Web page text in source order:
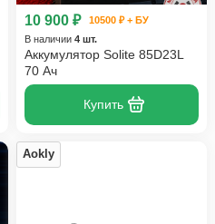
10 900 ₽
10500 ₽ + БУ
В наличии 4 шт.
Аккумулятор Solite 85D23L
70 Ач
Купить
Aokly